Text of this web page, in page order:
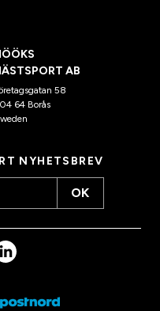
AB
58
64 Borås
NYHETSBREV
OK